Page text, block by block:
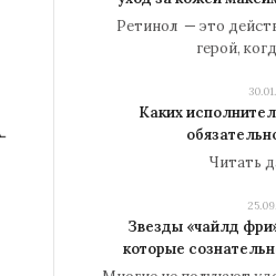
Ретинол — это
герой,
Каких
Читать
Звезды «чайлд
которые